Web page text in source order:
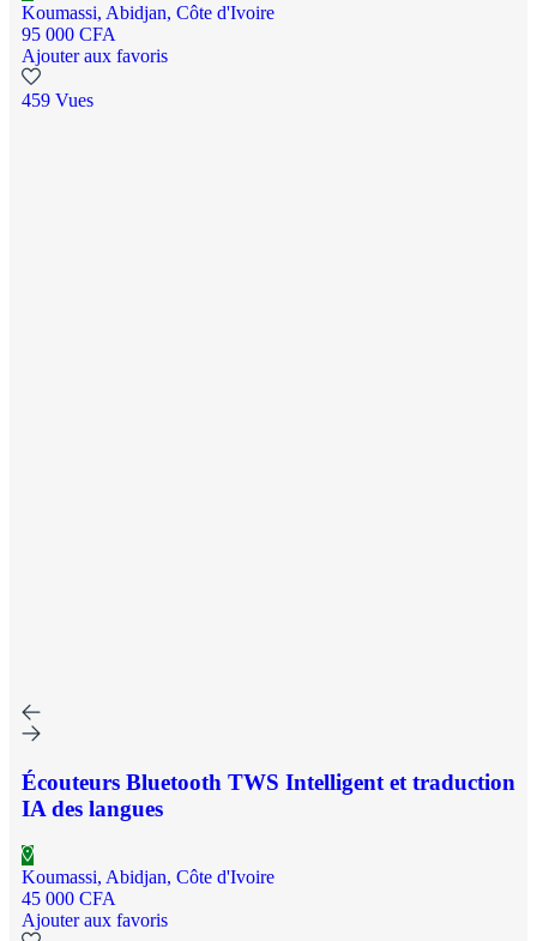
Koumassi, Abidjan, Côte d'Ivoire
95 000 CFA
Ajouter aux favoris
459 Vues
Écouteurs Bluetooth TWS Intelligent et traduction
IA des langues
Koumassi, Abidjan, Côte d'Ivoire
45 000 CFA
Ajouter aux favoris